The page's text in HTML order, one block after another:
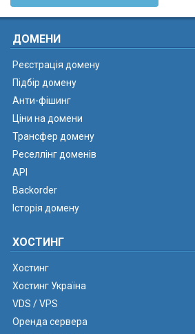
ДОМЕНИ
Реєстрація домену
Підбір домену
Анти-фішинг
Ціни на домени
Трансфер домену
Реселлінг доменів
API
Backorder
Історія домену
ХОСТИНГ
Хостинг
Хостинг Україна
VDS / VPS
Оренда сервера